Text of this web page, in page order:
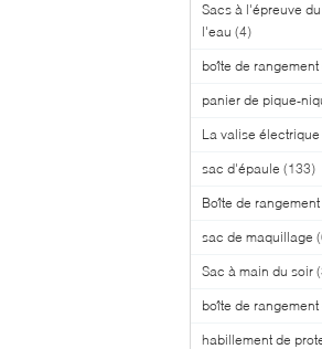
Sacs à l'épreuve
l'eau (4)
boîte de rangement
panier de pique-
La valise électrique
sac d'épaule (133)
Boîte de
sac de maquillage
Sac à main du soir
boîte de
habillement de